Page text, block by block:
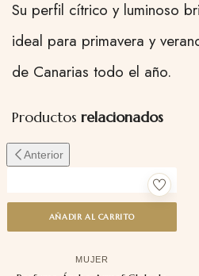
Su perfil cítrico y luminoso
ideal para primavera y
de Canarias todo el año.
Productos relacionados
Anterior
AÑADIR AL CARRITO
MUJER